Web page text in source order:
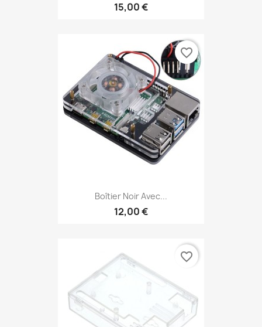
15,00 €
Boîtier Noir Avec...
12,00 €
favorite_border
favorite_border